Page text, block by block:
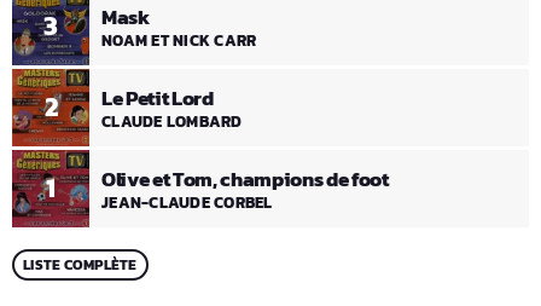
1 Olive et Tom, champions de foot
JEAN-CLAUDE CORBEL
2 Le Petit Lord
CLAUDE LOMBARD
3 Mask
NOAM ET NICK CARR
LISTE COMPLÈTE